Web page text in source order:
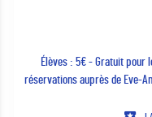
Élèves : 5€ - Gratuit pour
réservations auprès de Eve-